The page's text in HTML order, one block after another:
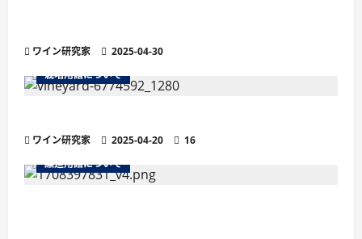
ワイン研究家
2025-04-30
栽培用語について
ワイン研究家 2025-04-20
16
醸造用語について